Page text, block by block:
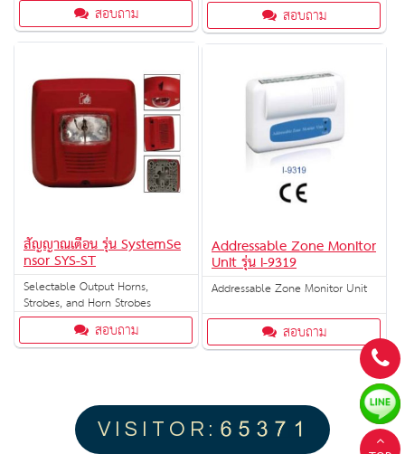
สอบถาม สอบถาม
สัญญาณเตือน รุ่น SystemSe
nsor SYS-ST
Selectable Output Horns,
Strobes, and Horn Strobes
สอบถาม
Addressable Zone Monitor
Unit รุ่น I-9319
Addressable Zone Monitor Unit
สอบถาม
V I S I T O R :